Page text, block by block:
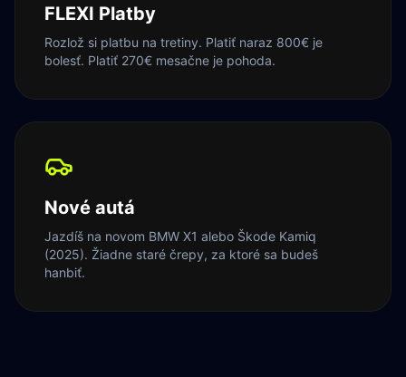
FLEXI Platby
Rozlož si platbu na tretiny. Platiť naraz 800€ je
bolesť. Platiť 270€ mesačne je pohoda.
Nové autá
Jazdíš na novom BMW X1 alebo Škode Kamiq
(2025). Žiadne staré črepy, za ktoré sa budeš
hanbiť.